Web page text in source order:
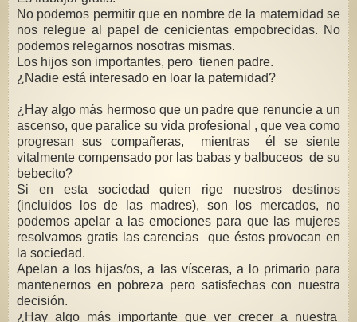
No podemos permitir que en nombre de la maternidad se
nos relegue al papel de cenicientas empobrecidas. No
podemos relegarnos nosotras mismas.
Los hijos son importantes, pero tienen padre.
¿Nadie está interesado en loar la paternidad?
¿Hay algo más hermoso que un padre que renuncie a un
ascenso, que paralice su vida profesional , que vea como
progresan sus compañeras, mientras él se siente
vitalmente compensado por las babas y balbuceos de su
bebecito?
Si en esta sociedad quien rige nuestros destinos
(incluidos los de las madres), son los mercados, no
podemos apelar a las emociones para que las mujeres
resolvamos gratis las carencias que éstos provocan en
la sociedad.
Apelan a los hijas/os, a las vísceras, a lo primario para
mantenernos en pobreza pero satisfechas con nuestra
decisión.
¿Hay algo más importante que ver crecer a nuestra